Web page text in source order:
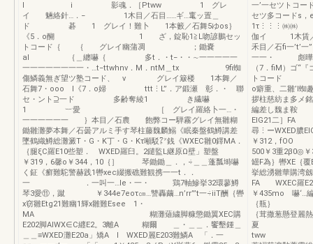
l i 影魂．［Ptww 1 グレ
イ 魎絡針…．− 1木目／石目……ギ…竃ッ置＿
ド 碁 1 グレイ！難卜 1本籔／石舞5ゆos｝
《5．o醐 1 ざ，錠恥1≧L吻諺鵬セッ
トコード｛ ｛ グレイ幽蒲凋 ；鋤嚢
al ｛＿纏嚇｛ 多t．・t−・・∼一一一一一
一一一一一一一一・…t−ttwhnv．M．ntM＿tx 9fi蜘
傷鱗義無ぎ望ツ塾コード、 v グレイ簸楼 1本舞／
石舞7・ooo l《7．o婦 ttt⋮L”．ア鍛瀬 彰．・ 聯
セ・ント⊇一ド 多齢奪綾1 き繊嚇
1 ︸愛 ［ グレイ羅絡卜一…・
一一一一一一 ｝本目／石農 飽弊コー騨霧グレイ無雛糊
鋤雛灘夢本舞／石曇アルミ手す琴柱藤魏麟鰯《眠秦盤鶴鱒講差
墜鶴織鱒総灘澱T・G・K丁・G・Kτ噸駁㍗銭《WXEC雛0鐸MA．
｛腿ξC羅E10些塑． WXED羅臼。2鑓監L継原Ω壁」塑盤
￥319，6馨o￥344，10｛］ 琴鋤鋤＿．，÷＿＿蓬瓢塒嚇
く鉦《癬難駝警赫践1轡xec綴搬礁難観携一一t．．
一 ．一叫一…le・一・ 鶏7軸鰺挙32環蓼鱒
琴3愛⑪，蹴 ￥344e7eoτ㎝…讐轟繭…n’rr”’t一÷iiT酬｛轡
x窃雛Etg21難幽1輝x雛難Esee 1・
MA 糊灘薙繍脚糠懲鋤翼XEC購
E202脚AlWX∈C纒E2。3離A 糊爾 ＿・＿＿．饗墾鍾＿
＿＿≡WXED灘E20a」矯A l WXED麗E203難鱗A 「．一
一’一セツトコ
セツ多コ
1τ⋮⋮⋮㈱㈱
伽イ 1木賃／
禾目／石fi一’t’
一一・ 彪曄認
（7．fiM）ゴ“
トコード
o癖重、二雛’l蜘
拶柱慈紡ま多メ
編差し魏ま鞍
ElG21二］FA
尋⋮ーWXED膿
￥312，
500￥3重2β0◎
罎F為｝轡XE｛
挙総湧雛華購湾
FA WXEC羅
￥435mo 嚇‘…
｛瓶｝
｛茸撒葱懸登麗
夏
tww I